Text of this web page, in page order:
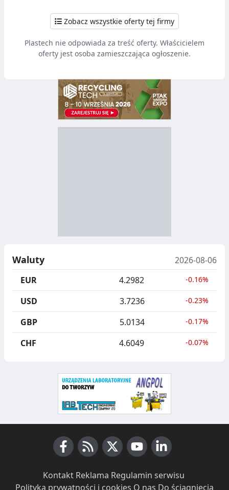
Zobacz wszystkie oferty tej firmy
Plastech nie odpowiada za treść oferty. Właścicielem
oferty jest osoba zamieszczająca ogłoszenie.
N
E
,
S
E
E
G
A
C
J
A
,
B
C
J
A
Waluty
2026-08-06
EUR
4.2982 -0.16%
USD 3.7236 -0.23%
GBP 5.0134 -0.17%
CHF 4.6049 -0.07%
Kontakt· Reklama Regulamin serwisu
Polityka prywatności i cookies O nas Do ściągnięcia